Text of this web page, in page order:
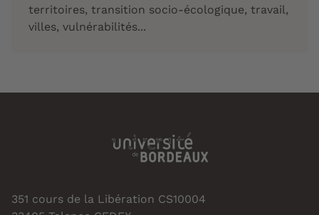
territoires, transition socio-écologique, travail,
villes, vulnérabilités...
351 cours de la Libération CS10004